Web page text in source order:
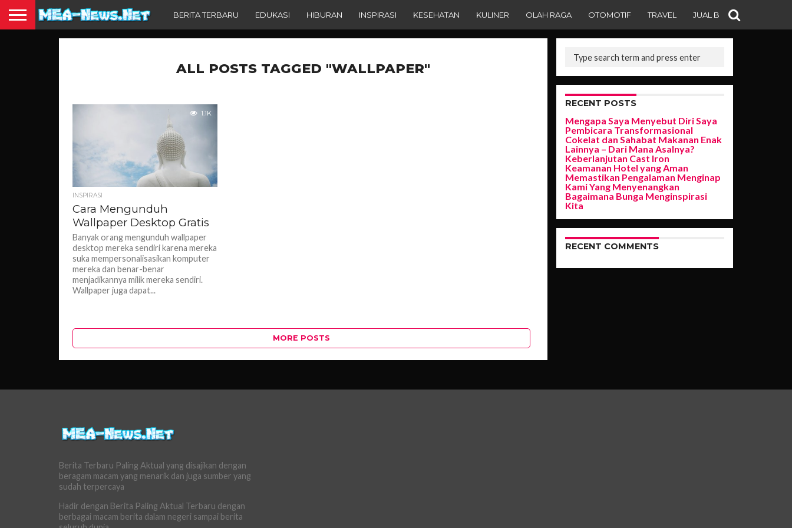
BERITA TERBARU EDUKASI HIBURAN INSPIRASI KESEHATAN KULINER OLAH RAGA OTOMOTIF TRAVEL JUAL BELI
ALL POSTS TAGGED "WALLPAPER"
1.1K
INSPIRASI
Cara Mengunduh
Wallpaper Desktop Gratis
Banyak orang mengunduh wallpaper
desktop mereka sendiri karena mereka
suka mempersonalisasikan komputer
mereka dan benar-benar
menjadikannya milik mereka sendiri.
Wallpaper juga dapat...
MORE POSTS
RECENT POSTS
Mengapa Saya Menyebut Diri Saya
Pembicara Transformasional
Cokelat dan Sahabat Makanan Enak
Lainnya – Dari Mana Asalnya?
Keberlanjutan Cast Iron
Keamanan Hotel yang Aman
Memastikan Pengalaman Menginap
Kami Yang Menyenangkan
Bagaimana Bunga Menginspirasi
Kita
RECENT COMMENTS
Berita Terbaru Paling Aktual yang disajikan dengan
beragam macam yang menarik dan juga sumber yang
sudah terpercaya
Hadir dengan Berita Paling Aktual Terbaru dengan
berbagai macam berita dalam negeri sampai berita